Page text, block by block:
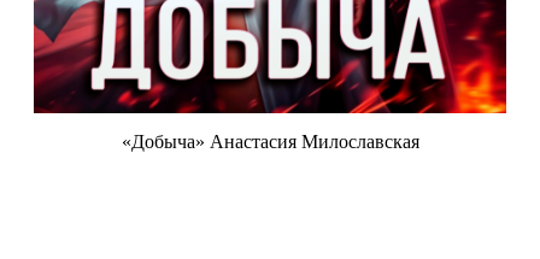
«Добыча» Анастасия Милославская